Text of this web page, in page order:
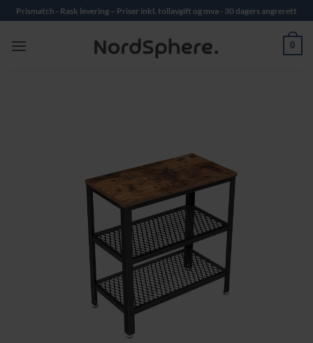
Skip
to
content
Prismatch - Rask levering – Priser inkl. tollavgift og mva - 30 dagers angrerett
0